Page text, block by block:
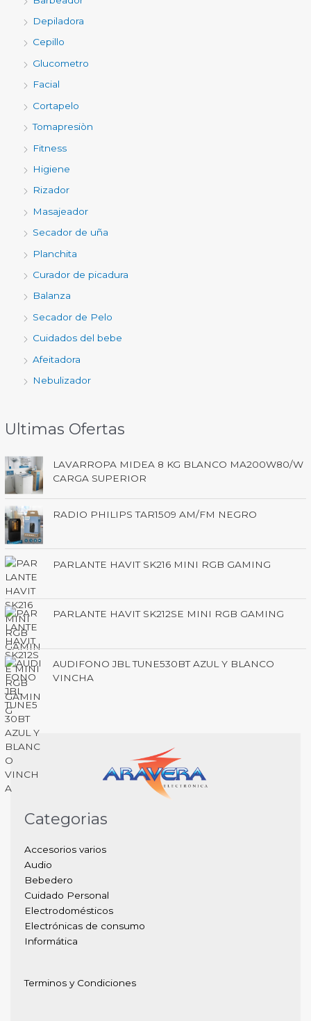
Depiladora
Cepillo
Glucometro
Facial
Cortapelo
Tomapresiòn
Fitness
Higiene
Rizador
Masajeador
Secador de uña
Planchita
Curador de picadura
Balanza
Secador de Pelo
Cuidados del bebe
Afeitadora
Nebulizador
Ultimas Ofertas
LAVARROPA MIDEA 8 KG BLANCO MA200W80/W
CARGA SUPERIOR
RADIO PHILIPS TAR1509 AM/FM NEGRO
PARLANTE HAVIT SK216 MINI RGB GAMING
PARLANTE HAVIT SK212SE MINI RGB GAMING
AUDIFONO JBL TUNE530BT AZUL Y BLANCO
VINCHA
Categorias
Accesorios varios
Audio
Bebedero
Cuidado Personal
Electrodomésticos
Electrónicas de consumo
Informática
Terminos y Condiciones